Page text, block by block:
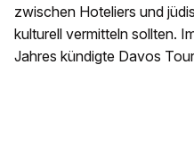
zwischen Hoteliers und
kulturell vermitteln sollten.
Jahres kündigte Davos